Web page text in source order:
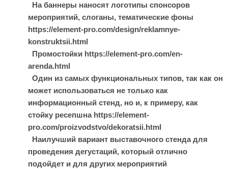
На баннеры наносят логотипы спонсоров
мероприятий, слоганы, тематические фоны
https://element-pro.com/design/reklamnye-
konstruktsii.html
Промостойки https://element-pro.com/en-
arenda.html
Один из самых функциональных типов, так как он
может использоваться не только как
информационный стенд, но и, к примеру, как
стойку ресепшна https://element-
pro.com/proizvodstvo/dekoratsii.html
Наилучший вариант выставочного стенда для
проведения дегустаций, который отлично
подойдет и для других мероприятий